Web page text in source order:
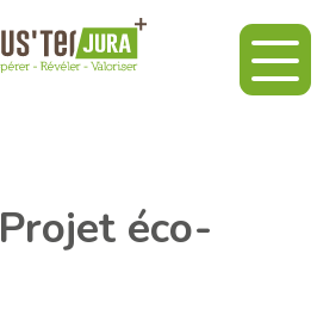
Projet éco-